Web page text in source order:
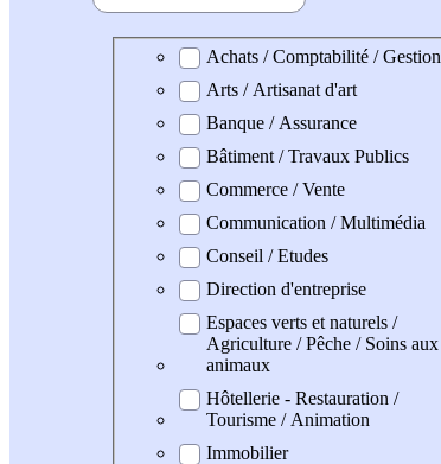
Domaine professionel
Achats / Comptabilité / Gestion
Arts / Artisanat d'art
Banque / Assurance
Bâtiment / Travaux Publics
Commerce / Vente
Communication / Multimédia
Conseil / Etudes
Direction d'entreprise
Espaces verts et naturels /
Agriculture / Pêche / Soins aux
animaux
Hôtellerie - Restauration /
Tourisme / Animation
Immobilier